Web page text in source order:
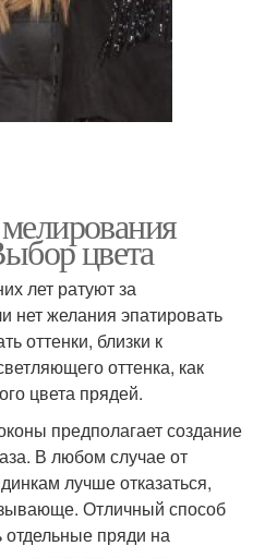
цвета
лет ратуют за
нет желания эпатировать
оттенки, близки к
оттенка, как
цвета прядей.
предполагает создание
В любом случае от
лучше отказаться,
Отличный способ
отдельные пряди на